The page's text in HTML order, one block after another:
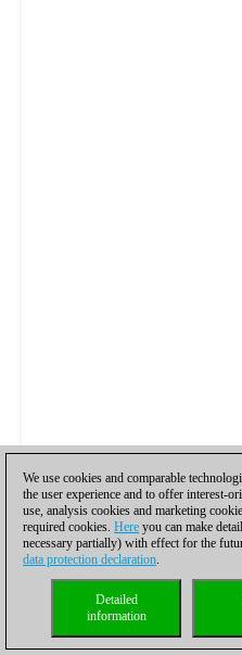
We use cookies and comparable
the user experience and to offer interest-
use, analysis cookies and marketing
required cookies. Here you can make
necessary partially) with effect for the
data protection declaration.
Detailed
information